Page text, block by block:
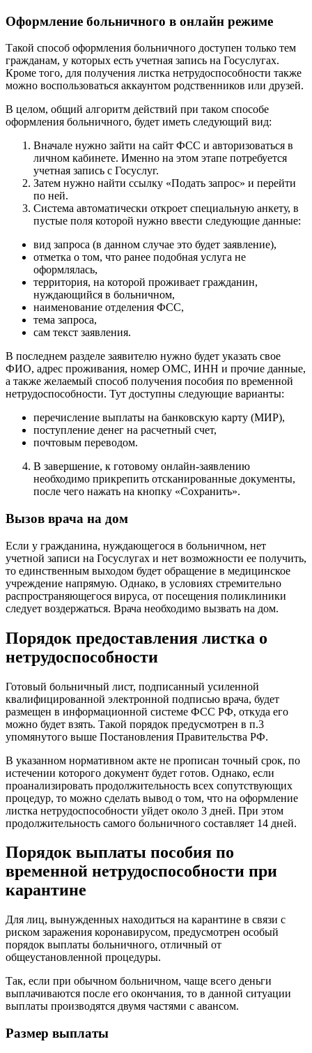
Оформление больничного в онлайн режиме
Такой способ оформления больничного доступен только тем
гражданам, у которых есть учетная запись на Госуслугах.
Кроме того, для получения листка нетрудоспособности также
можно воспользоваться аккаунтом родственников или друзей.
В целом, общий алгоритм действий при таком способе
оформления больничного, будет иметь следующий вид:
Вначале нужно зайти на сайт ФСС и авторизоваться в
личном кабинете. Именно на этом этапе потребуется
учетная запись с Госуслуг.
Затем нужно найти ссылку «Подать запрос» и перейти
по ней.
Система автоматически откроет специальную анкету, в
пустые поля которой нужно ввести следующие данные:
вид запроса (в данном случае это будет заявление),
отметка о том, что ранее подобная услуга не
оформлялась,
территория, на которой проживает гражданин,
нуждающийся в больничном,
наименование отделения ФСС,
тема запроса,
сам текст заявления.
В последнем разделе заявителю нужно будет указать свое
ФИО, адрес проживания, номер ОМС, ИНН и прочие данные,
а также желаемый способ получения пособия по временной
нетрудоспособности. Тут доступны следующие варианты:
перечисление выплаты на банковскую карту (МИР),
поступление денег на расчетный счет,
почтовым переводом.
В завершение, к готовому онлайн-заявлению
необходимо прикрепить отсканированные документы,
после чего нажать на кнопку «Сохранить».
Вызов врача на дом
Если у гражданина, нуждающегося в больничном, нет
учетной записи на Госуслугах и нет возможности ее получить,
то единственным выходом будет обращение в медицинское
учреждение напрямую. Однако, в условиях стремительно
распространяющегося вируса, от посещения поликлиники
следует воздержаться. Врача необходимо вызвать на дом.
Порядок предоставления листка о
нетрудоспособности
Готовый больничный лист, подписанный усиленной
квалифицированной электронной подписью врача, будет
размещен в информационной системе ФСС РФ, откуда его
можно будет взять. Такой порядок предусмотрен в п.3
упомянутого выше Постановления Правительства РФ.
В указанном нормативном акте не прописан точный срок, по
истечении которого документ будет готов. Однако, если
проанализировать продолжительность всех сопутствующих
процедур, то можно сделать вывод о том, что на оформление
листка нетрудоспособности уйдет около 3 дней. При этом
продолжительность самого больничного составляет 14 дней.
Порядок выплаты пособия по
временной нетрудоспособности при
карантине
Для лиц, вынужденных находиться на карантине в связи с
риском заражения коронавирусом, предусмотрен особый
порядок выплаты больничного, отличный от
общеустановленной процедуры.
Так, если при обычном больничном, чаще всего деньги
выплачиваются после его окончания, то в данной ситуации
выплаты производятся двумя частями с авансом.
Размер выплаты